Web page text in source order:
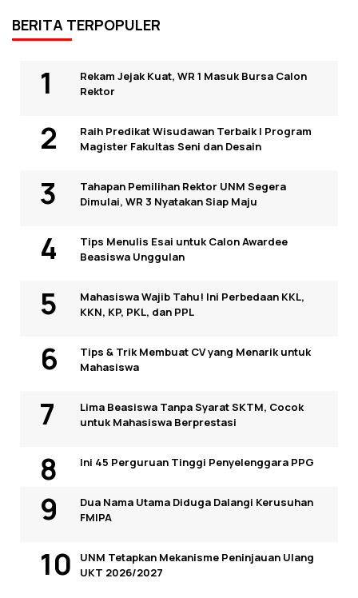
BERITA TERPOPULER
Rekam Jejak Kuat, WR 1 Masuk Bursa Calon
Rektor
Raih Predikat Wisudawan Terbaik I Program
Magister Fakultas Seni dan Desain
Tahapan Pemilihan Rektor UNM Segera
Dimulai, WR 3 Nyatakan Siap Maju
Tips Menulis Esai untuk Calon Awardee
Beasiswa Unggulan
Mahasiswa Wajib Tahu! Ini Perbedaan KKL,
KKN, KP, PKL, dan PPL
Tips & Trik Membuat CV yang Menarik untuk
Mahasiswa
Lima Beasiswa Tanpa Syarat SKTM, Cocok
untuk Mahasiswa Berprestasi
Ini 45 Perguruan Tinggi Penyelenggara PPG
Dua Nama Utama Diduga Dalangi Kerusuhan
FMIPA
UNM Tetapkan Mekanisme Peninjauan Ulang
UKT 2026/2027